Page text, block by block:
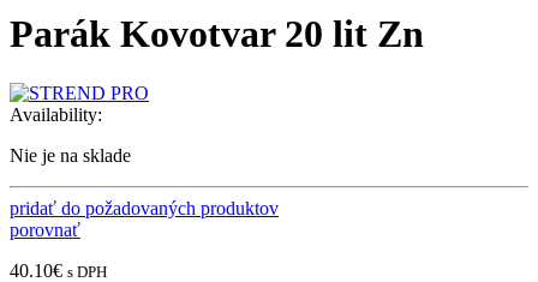
Parák Kovotvar 20 lit Zn
Availability:
Nie je na sklade
pridať do požadovaných produktov
porovnať
40.10€ s DPH